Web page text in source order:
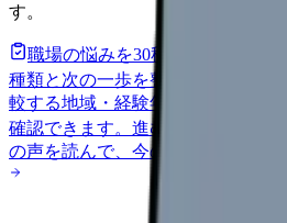
す。
職場の悩みを30秒で診断
辞める
種類と次の一歩を整理します。
較する地域・経験年数・施設形態
確認できます。 進む 匿名掲示
の声を読んで、今の職場だけの問